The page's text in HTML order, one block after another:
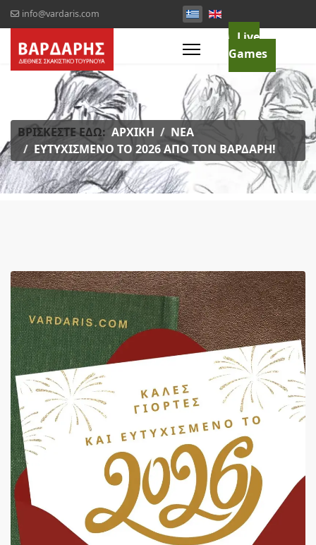
info@vardaris.com
Live
Games
ΒΡΊΣΚΕΣΤΕ ΕΔΏ: ΑΡΧΙΚΉ
ΝΈΑ
ΕΥΤΥΧΙΣΜΈΝΟ ΤΟ 2026 ΑΠΌ ΤΟΝ ΒΑΡΔΆΡΗ!